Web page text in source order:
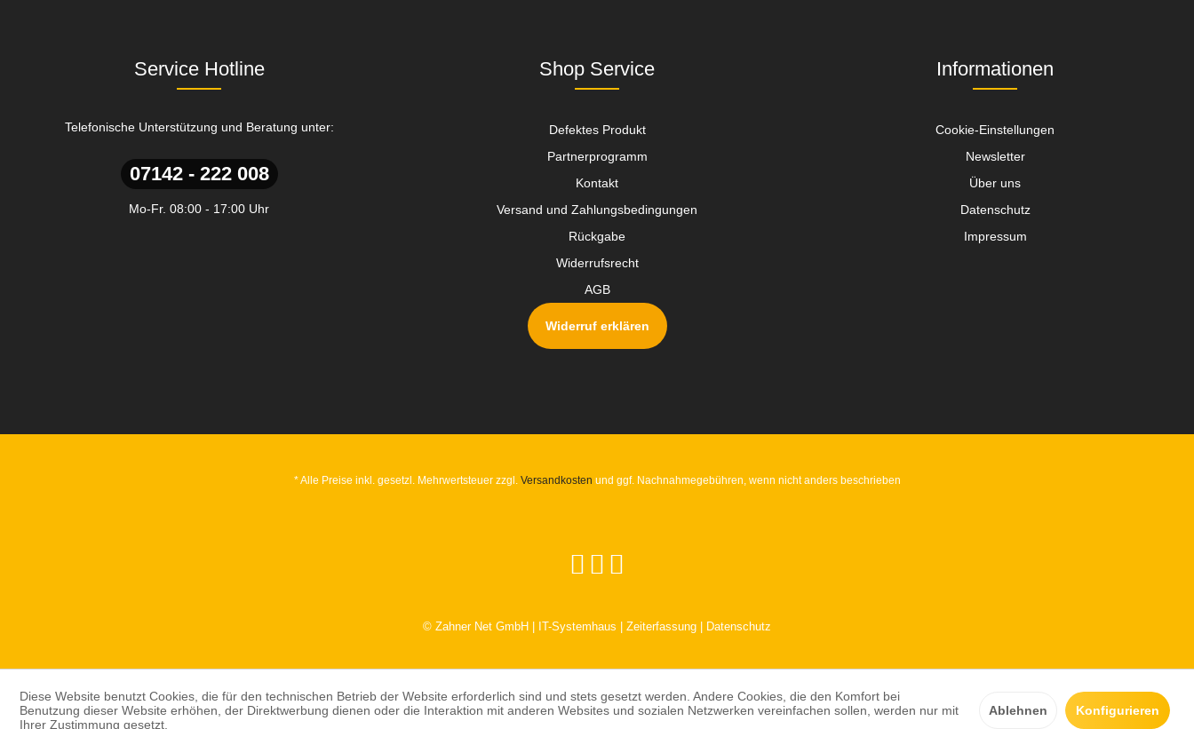
Service Hotline
Telefonische Unterstützung und Beratung unter:
07142 - 222 008
Mo-Fr. 08:00 - 17:00 Uhr
Shop Service
Defektes Produkt
Partnerprogramm
Kontakt
Versand und Zahlungsbedingungen
Rückgabe
Widerrufsrecht
AGB
Widerruf erklären
Informationen
Cookie-Einstellungen
Newsletter
Über uns
Datenschutz
Impressum
* Alle Preise inkl. gesetzl. Mehrwertsteuer zzgl. Versandkosten und ggf. Nachnahmegebühren, wenn nicht anders beschrieben
© Zahner Net GmbH | IT-Systemhaus | Zeiterfassung | Datenschutz
Diese Website benutzt Cookies, die für den technischen Betrieb der Website erforderlich sind und stets gesetzt werden. Andere Cookies, die den Komfort bei
Benutzung dieser Website erhöhen, der Direktwerbung dienen oder die Interaktion mit anderen Websites und sozialen Netzwerken vereinfachen sollen, werden nur mit
Ihrer Zustimmung gesetzt.
Ablehnen Konfigurieren